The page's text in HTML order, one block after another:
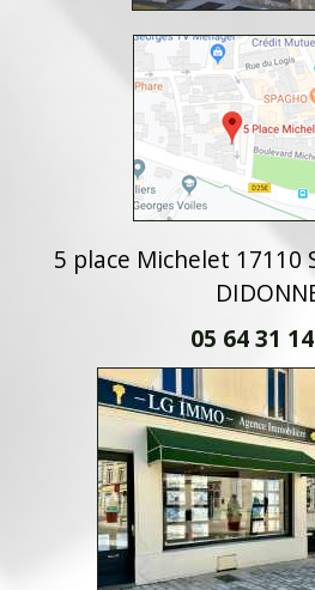
5 place Michelet 17110
05 64 31